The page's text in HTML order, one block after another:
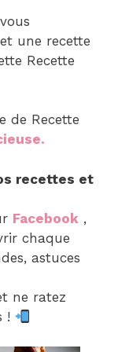
une recette
Recette
de Recette
recettes et
Facebook ,
chaque
astuces
ne ratez
!